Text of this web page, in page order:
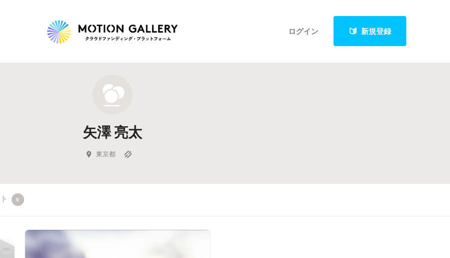
ログイン 新規登録
新着プロジェクト
Feature
キュレーターから探す
矢澤 亮太
東京都
0